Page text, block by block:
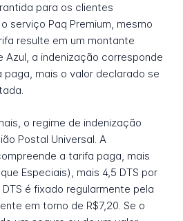
para os clientes
serviço Paq Premium, mesmo
resulte em um montante
Azul, a indenização corresponde
mais o valor declarado se
o regime de indenização
Postal Universal. A
a tarifa paga, mais
Especiais), mais 4,5 DTS por
é fixado regularmente pela
em torno de R$7,20. Se o